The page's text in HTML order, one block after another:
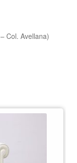
Col. Avellana)